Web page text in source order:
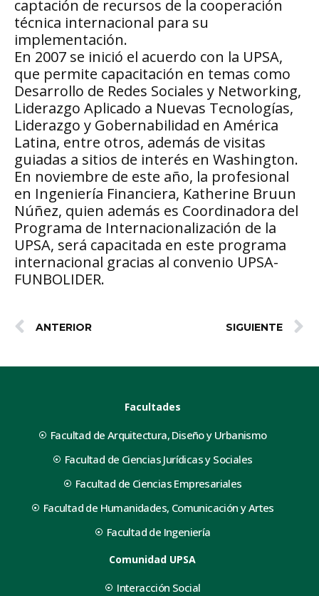
captación de recursos de la cooperación
técnica internacional para su
implementación.
En 2007 se inició el acuerdo con la UPSA,
que permite capacitación en temas como
Desarrollo de Redes Sociales y Networking,
Liderazgo Aplicado a Nuevas Tecnologías,
Liderazgo y Gobernabilidad en América
Latina, entre otros, además de visitas
guiadas a sitios de interés en Washington.
En noviembre de este año, la profesional
en Ingeniería Financiera, Katherine Bruun
Núñez, quien además es Coordinadora del
Programa de Internacionalización de la
UPSA, será capacitada en este programa
internacional gracias al convenio UPSA-
FUNBOLIDER.
ANTERIOR SIGUIENTE
Facultades
Facultad de Arquitectura, Diseño y Urbanismo
Facultad de Ciencias Jurídicas y Sociales
Facultad de Ciencias Empresariales
Facultad de Humanidades, Comunicación y Artes
Facultad de Ingeniería
Comunidad UPSA
Interacción Social